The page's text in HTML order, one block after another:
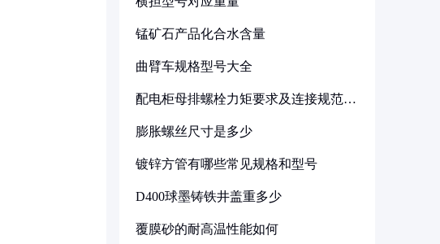
锰矿石产品化合水含量
曲臂车规格型号大全
配电柜母排螺栓力矩要求及连接规范详
膨胀螺丝尺寸是多少
镀锌方管有哪些常见规格和型号
D400球墨铸铁井盖重多少
覆膜砂的耐高温性能如何